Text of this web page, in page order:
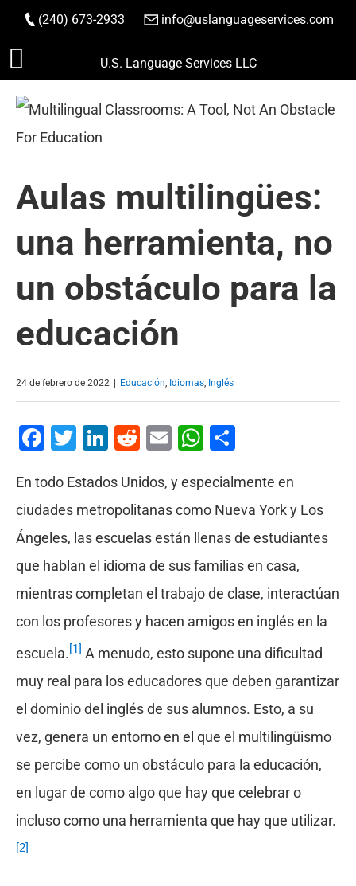
Saltar
contenido
(240) 673-2933 info@uslanguageservices.com
HACER PEDIDO
U.S. Language Services LLC
Aulas multilingües:
una herramienta, no
un obstáculo para la
educación
24 de febrero de 2022 Educación, Idiomas, Inglés
Facebook
Twitter
LinkedIn
Reddit
EmailWhatsApp
En todo Estados Unidos, y especialmente en
ciudades metropolitanas como Nueva York y Los
Ángeles, las escuelas están llenas de estudiantes
que hablan el idioma de sus familias en casa,
mientras completan el trabajo de clase, interactúan
con los profesores y hacen amigos en inglés en la
escuela.[1] A menudo, esto supone una dificultad
muy real para los educadores que deben garantizar
el dominio del inglés de sus alumnos. Esto, a su
vez, genera un entorno en el que el multilingüismo
se percibe como un obstáculo para la educación,
en lugar de como algo que hay que celebrar o
incluso como una herramienta que hay que utilizar.
[2]